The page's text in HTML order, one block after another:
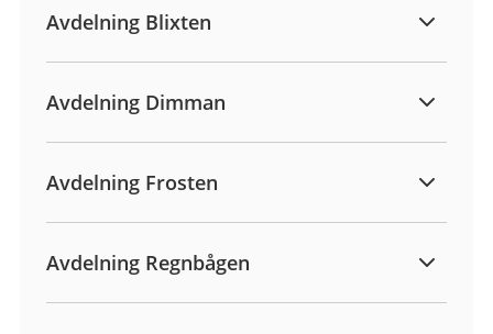
Avdelning Blixten
Avdelning Dimman
Avdelning Frosten
Avdelning Regnbågen